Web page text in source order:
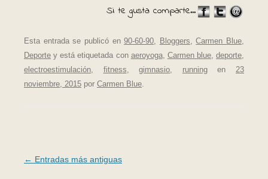
Si te gusta comparte...
Esta entrada se publicó en90-60-90 Bloggers ,Carmen Blue
Deporte y está etiquetada con aeroyoga, Carmen blue, deporte
electroestimulación
fitness ,gimnasio runningen 23
noviembre, 2015 por Carmen Blue
Navegación de entradas
← Entradas más antiguas